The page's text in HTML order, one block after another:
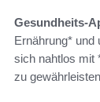
Gesundheits-
Ernährung* und
sich nahtlos mit
zu